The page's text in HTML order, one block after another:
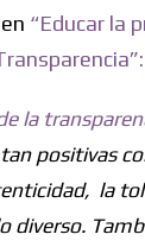
“Educar la
la
positivas
la
diverso.